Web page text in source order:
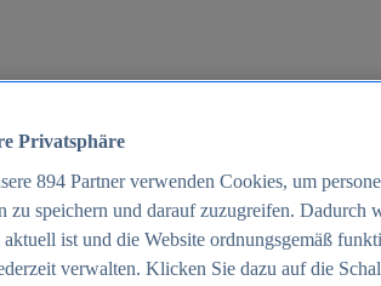
Privatsphäre
894 Partner verwenden Cookies, um
zu speichern und darauf zuzugreifen. Dadurch
ist und die Website ordnungsgemäß
verwalten. Klicken Sie dazu auf die